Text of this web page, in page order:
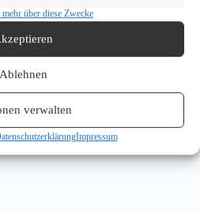
aus unterschiedlichen
Endgeräte, Identifikation von
Informationen.
Geräte anhand von
identifizieren.
Verhinderung und
Fehlerbehebung,
Werbung und
zum Datenschutz
mehr über diese Zwecke
Ablehnen
verwalten
Impressum